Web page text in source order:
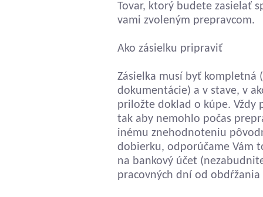
Tovar, ktorý budete zasielať
vami zvoleným prepravcom.
Ako zásielku pripraviť
Zásielka musí byť kompletná
dokumentácie) a v stave, v
priložte doklad o kúpe. Vždy
tak aby nemohlo počas
inému znehodnoteniu
dobierku, odporúčame Vám
na bankový účet
pracovných dní od obdŕžania